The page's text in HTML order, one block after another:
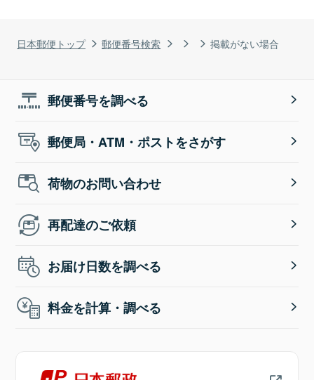
日本郵便トップ 郵便番号検索 掲載がない場合
郵便番号を調べる
郵便局・ATM・ポストをさがす
荷物のお問い合わせ
再配達のご依頼
お届け日数を調べる
料金を計算・調べる